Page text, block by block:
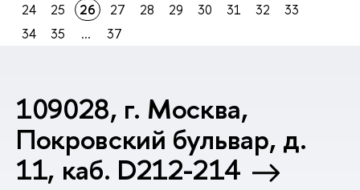
24
25 26 27 28 29 30 31 32
33
34
35 ... 37
109028, г. Москва,
Покровский бульвар, д.
11, каб. D212-214